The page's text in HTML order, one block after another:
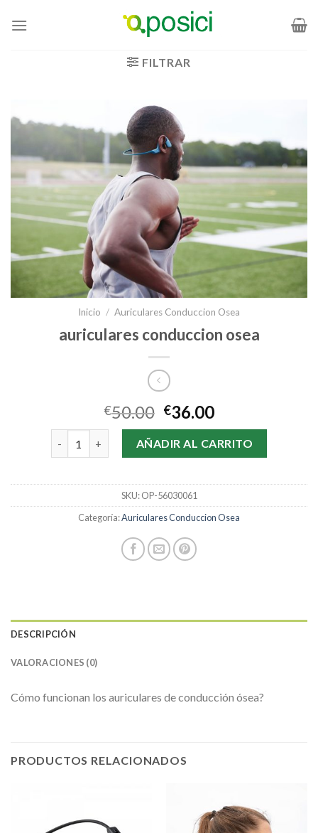
FILTRAR
Inicio / Auriculares Conduccion Osea
auriculares conduccion osea
€50.00 €36.00
auriculares conduccion osea cantidad
AÑADIR AL CARRITO
SKU:OP-56030061
Categoría:Auriculares Conduccion Osea
DESCRIPCIÓN
VALORACIONES (0)
Cómo funcionan los auriculares de conducción ósea?
PRODUCTOS RELACIONADOS